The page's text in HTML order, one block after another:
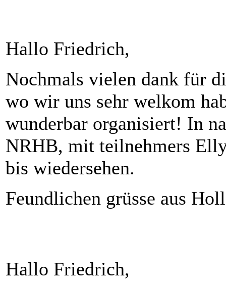
Hallo Friedrich,
Nochmals vielen dank für
wo wir uns sehr welkom
wunderbar organisiert! In
NRHB, mit teilnehmers
bis wiedersehen.
Feundlichen grüsse aus
Hallo Friedrich,